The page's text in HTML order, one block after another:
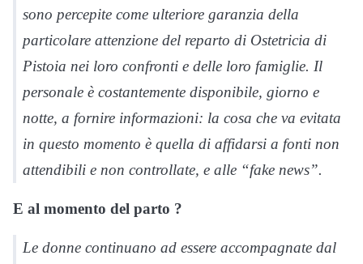
sono percepite come ulteriore garanzia della
particolare attenzione del reparto di Ostetricia di
Pistoia nei loro confronti e delle loro famiglie. Il
personale è costantemente disponibile, giorno e
notte, a fornire informazioni: la cosa che va evitata
in questo momento è quella di affidarsi a fonti non
attendibili e non controllate, e alle “fake news”.
E al momento del parto ?
Le donne continuano ad essere accompagnate dal